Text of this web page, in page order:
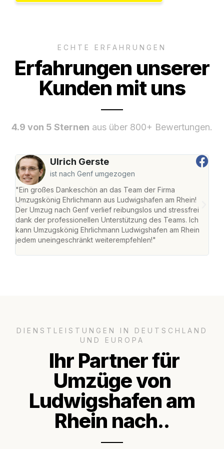
ECHTE ERFAHRUNGEN
Erfahrungen unserer
Kunden mit uns
4.9 von 5 Sternen aus über 800+ Bewertungen.
Ulrich Gerste
ist nach Genf umgezogen
"Ein großes Dankeschön an das Team der Firma
Umzugskönig Ehrlichmann aus Ludwigshafen am Rhein!
Der Umzug nach Genf verlief reibungslos und stressfrei
dank der professionellen Unterstützung des Teams. Ich
kann Umzugskönig Ehrlichmann Ludwigshafen am Rhein
jedem uneingeschränkt weiterempfehlen!"
DIENSTLEISTUNGEN IN DEUTSCHLAND
UND EUROPA
Ihr Partner für
Umzüge von
Ludwigshafen am
Rhein nach..